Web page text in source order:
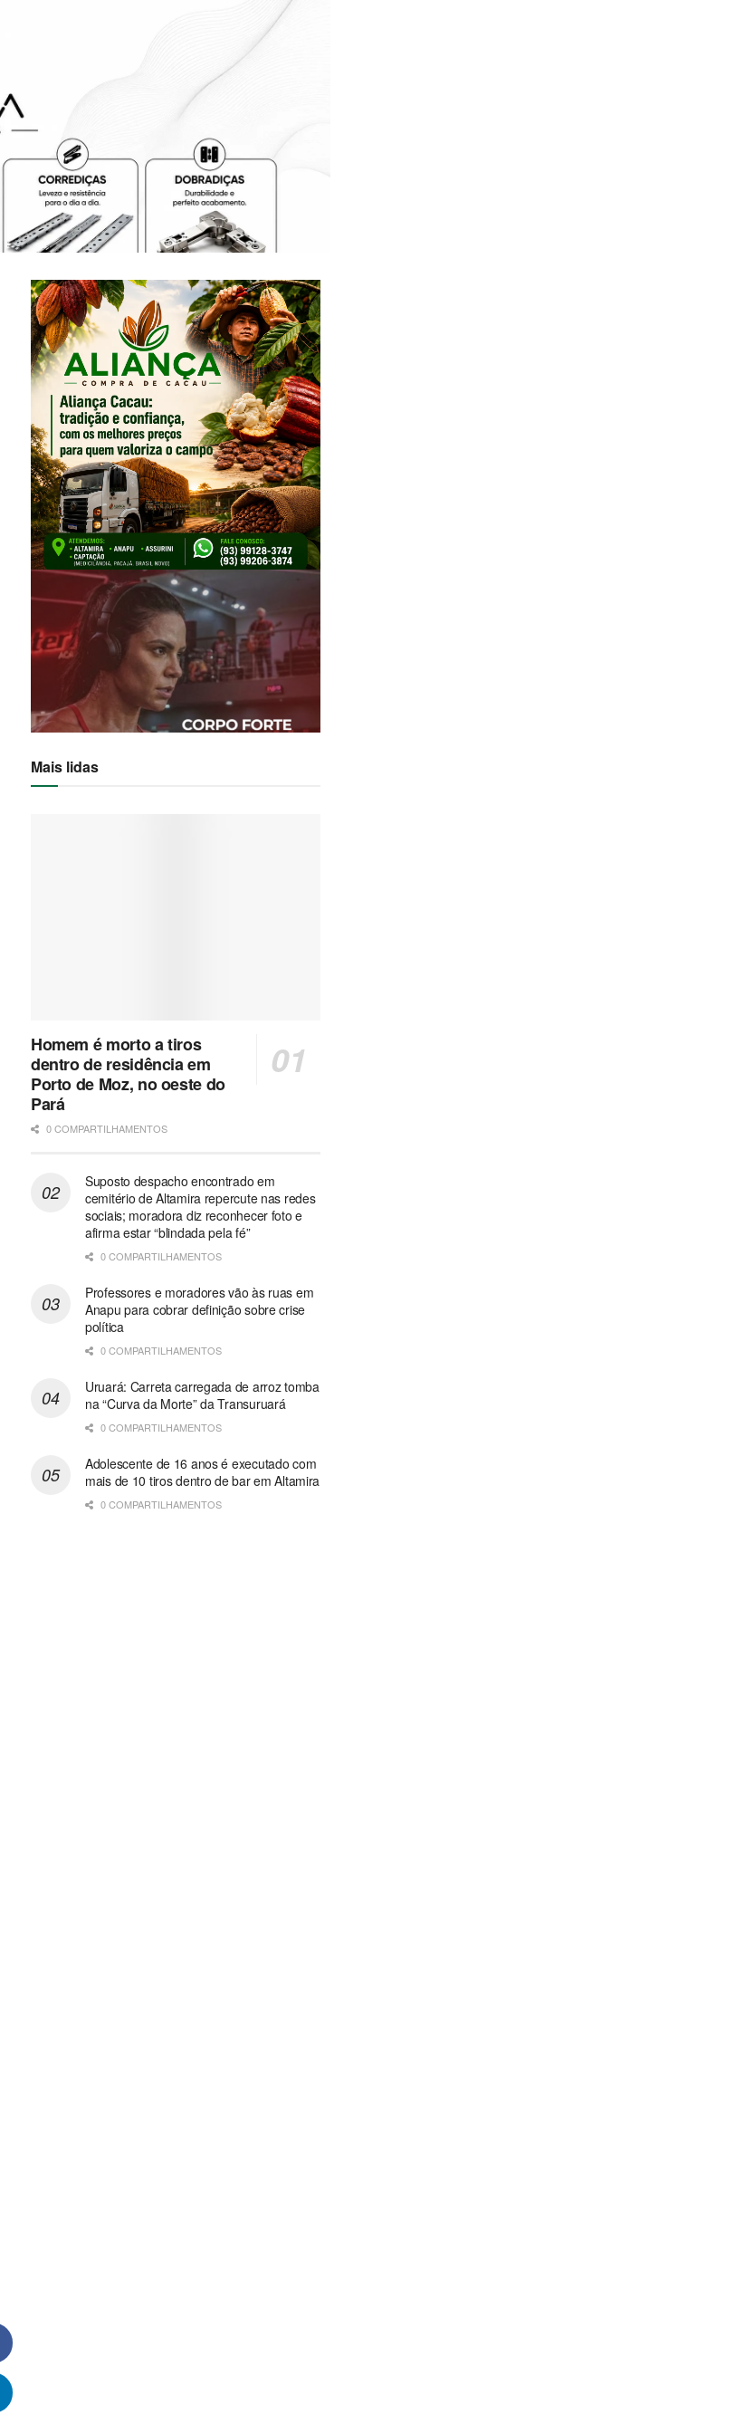
Mais lidas
Homem é morto a tiros
dentro de residência em
Porto de Moz, no oeste do
Pará
0 COMPARTILHAMENTOS
Suposto despacho encontrado em
cemitério de Altamira repercute nas redes
sociais; moradora diz reconhecer foto e
afirma estar “blindada pela fé”
0 COMPARTILHAMENTOS
Professores e moradores vão às ruas em
Anapu para cobrar definição sobre crise
política
0 COMPARTILHAMENTOS
Uruará: Carreta carregada de arroz tomba
na “Curva da Morte” da Transuruará
0 COMPARTILHAMENTOS
Adolescente de 16 anos é executado com
mais de 10 tiros dentro de bar em Altamira
0 COMPARTILHAMENTOS